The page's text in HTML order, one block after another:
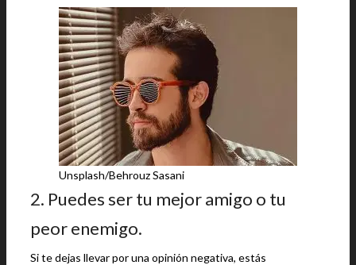
Unsplash/Behrouz Sasani
2. Puedes ser tu mejor amigo o tu
peor enemigo.
Si te dejas llevar por una opinión negativa, estás